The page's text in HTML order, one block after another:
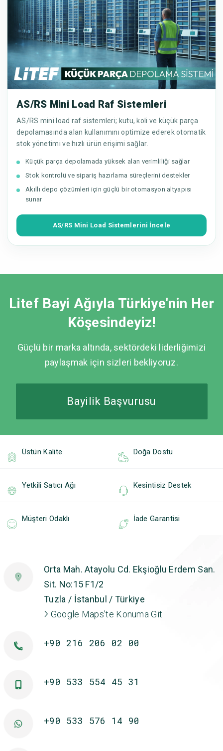
AS/RS Mini Load Raf Sistemleri
AS/RS mini load raf sistemleri; kutu, koli ve küçük parça
depolamasında alan kullanımını optimize ederek otomatik
stok yönetimi ve hızlı ürün erişimi sağlar.
Küçük parça depolamada yüksek alan verimliliği sağlar
Stok kontrolü ve sipariş hazırlama süreçlerini destekler
Akıllı depo çözümleri için güçlü bir otomasyon altyapısı
sunar
AS/RS Mini Load Sistemlerini İncele
Litef Bayi Ağıyla Türkiye'nin Her
Köşesindeyiz!
Güçlü bir marka altında, sektördeki liderliğimizi
paylaşmak için sizleri bekliyoruz.
Bayilik Başvurusu
Üstün Kalite Doğa Dostu
Yetkili Satıcı Ağı Kesintisiz Destek
Müşteri Odaklı İade Garantisi
Orta Mah. Atayolu Cd. Ekşioğlu Erdem San.
Sit. No:15 F1/2
Tuzla / İstanbul / Türkiye
Google Maps'te Konuma Git
+90 216 206 02 00
+90 533 554 45 31
+90 533 576 14 90